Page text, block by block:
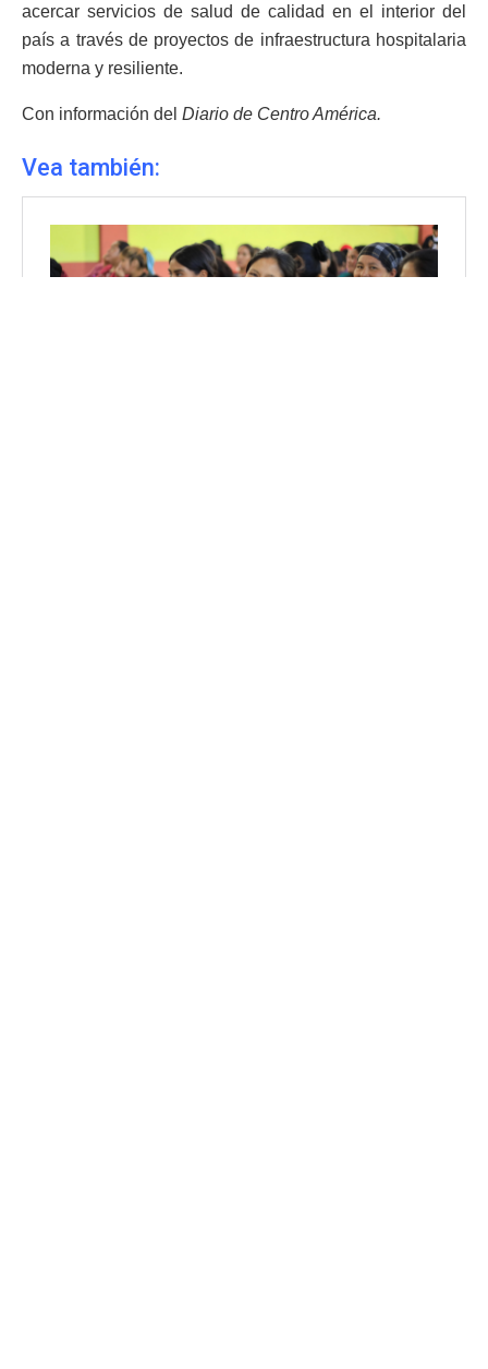
acercar servicios de salud de calidad en el interior del
país a través de proyectos de infraestructura hospitalaria
moderna y resiliente.
Con información del Diario de Centro América.
Vea también: